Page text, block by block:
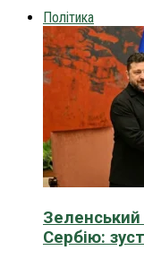
Політика
Зеленський
Сербію: